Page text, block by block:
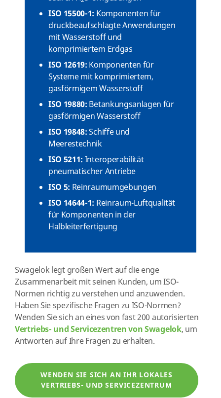
ISO 15500-1: Komponenten für
druckbeaufschlagte Anwendungen
mit Wasserstoff und
komprimiertem Erdgas
ISO 12619: Komponenten für
Systeme mit komprimiertem,
gasförmigem Wasserstoff
ISO 19880: Betankungsanlagen für
gasförmigen Wasserstoff
ISO 19848:Schiffe und
Meerestechnik
ISO 5211: Interoperabilität
pneumatischer Antriebe
ISO 5: Reinraumumgebungen
ISO 14644-1: Reinraum-Luftqualität
für Komponenten in der
Halbleiterfertigung
Swagelok legt großen Wert auf die enge
Zusammenarbeit mit seinen Kunden, um ISO-
Normen richtig zu verstehen und anzuwenden.
Haben Sie spezifische Fragen zu ISO-Normen?
Wenden Sie sich an eines von fast 200 autorisierten
Vertriebs- und Servicezentren von Swagelok, um
Antworten auf Ihre Fragen zu erhalten.
WENDEN SIE SICH AN IHR LOKALES
VERTRIEBS- UND SERVICEZENTRUM